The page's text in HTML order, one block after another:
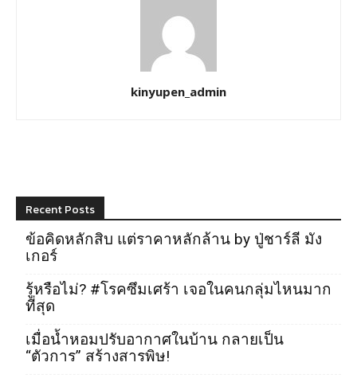
kinyupen_admin
Recent Posts
ข้อคิดหลักสิบ แต่ราคาหลักล้าน by ปู่ชาร์ลี มัง
เกอร์
รู้หรือไม่? #โรคซึมเศร้า เจอในคนกลุ่มไหนมาก
ที่สุด
เมื่อน้ำหอมปรับอากาศในบ้าน กลายเป็น
“ตัวการ” สร้างสารพิษ!